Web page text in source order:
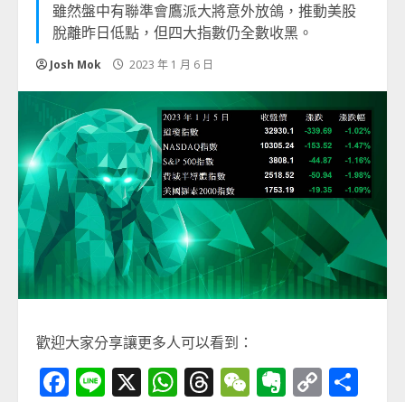
雖然盤中有聯準會鷹派大將意外放鴿，推動美股
脫離昨日低點，但四大指數仍全數收黑。
Josh Mok 2023 年 1 月 6 日
歡迎大家分享讓更多人可以看到：
Facebook
Line
X WhatsApp
Threads
WeChat
Evernote
Copy